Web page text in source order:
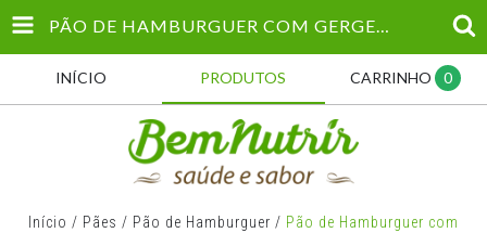
PÃO DE HAMBURGUER COM GERGELIM
INÍCIO PRODUTOS CARRINHO 0
Início / Pães / Pão de Hamburguer / Pão de Hamburguer com